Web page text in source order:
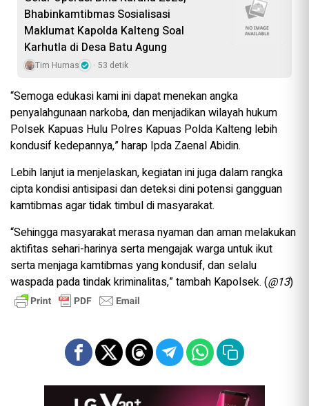
Bhabinkamtibmas Sosialisasi
Maklumat Kapolda Kalteng Soal
Karhutla di Desa Batu Agung ​
Tim Humas 53 detik
“Semoga edukasi kami ini dapat menekan angka
penyalahgunaan narkoba, dan menjadikan wilayah hukum
Polsek Kapuas Hulu Polres Kapuas Polda Kalteng lebih
kondusif kedepannya,” harap Ipda Zaenal Abidin.
Lebih lanjut ia menjelaskan, kegiatan ini juga dalam rangka
cipta kondisi antisipasi dan deteksi dini potensi gangguan
kamtibmas agar tidak timbul di masyarakat.
“Sehingga masyarakat merasa nyaman dan aman melakukan
aktifitas sehari-harinya serta mengajak warga untuk ikut
serta menjaga kamtibmas yang kondusif, dan selalu
waspada pada tindak kriminalitas,” tambah Kapolsek. (@13)